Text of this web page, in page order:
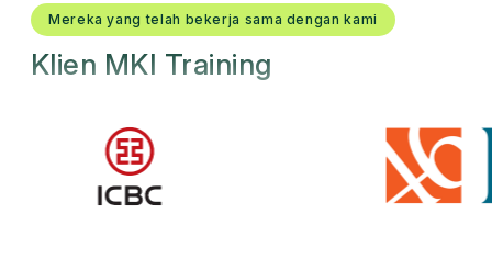
Mereka yang telah bekerja sama dengan kami
Klien MKI Training